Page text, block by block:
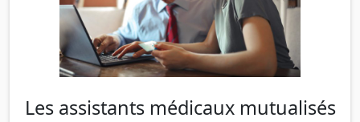
Les assistants médicaux mutualisés